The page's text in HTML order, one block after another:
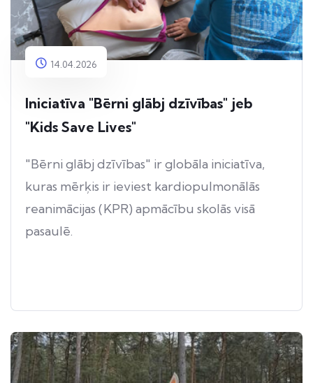
14.04.2026
Iniciatīva "Bērni glābj dzīvības" jeb
"Kids Save Lives"
"Bērni glābj dzīvības" ir globāla iniciatīva,
kuras mērķis ir ieviest kardiopulmonālās
reanimācijas (KPR) apmācību skolās visā
pasaulē.